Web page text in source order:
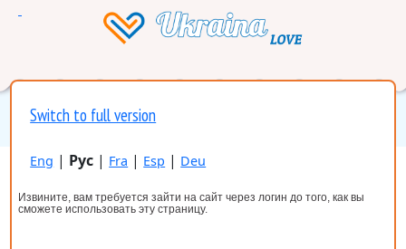
Switch to full version
Eng | Рус | Fra | Esp | Deu
Извините, вам требуется зайти на сайт через логин до того, как вы
сможете использовать эту страницу.